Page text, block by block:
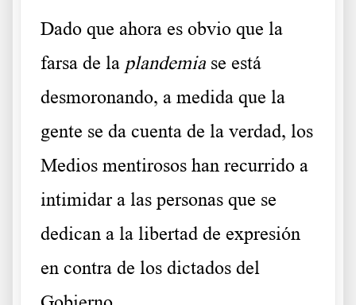
Dado que ahora es obvio que la
farsa de la plandemia se está
desmoronando, a medida que la
gente se da cuenta de la verdad, los
Medios mentirosos han recurrido a
intimidar a las personas que se
dedican a la libertad de expresión
en contra de los dictados del